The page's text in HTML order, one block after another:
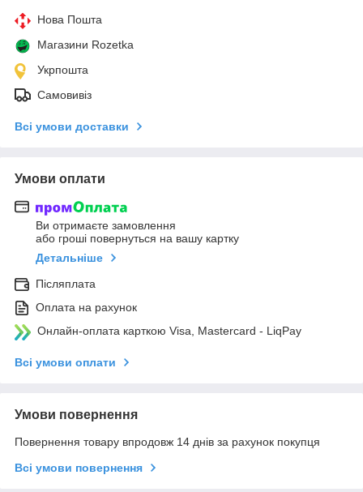
Нова Пошта
Магазини Rozetka
Укрпошта
Самовивіз
Всі умови доставки
Умови оплати
Ви отримаєте замовлення
або гроші повернуться на вашу картку
Детальніше
Післяплата
Оплата на рахунок
Онлайн-оплата карткою Visa, Mastercard - LiqPay
Всі умови оплати
Умови повернення
Повернення товару впродовж 14 днів за рахунок покупця
Всі умови повернення